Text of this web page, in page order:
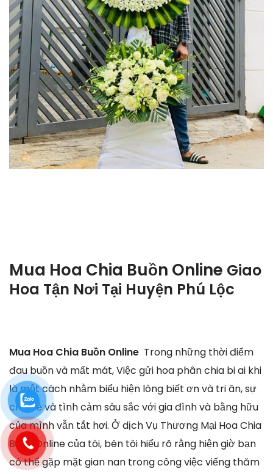
Mua Hoa Chia Buồn Online Giao
Hoa Tận Nơi Tại Huyện Phú Lộc
Mua Hoa Chia Buồn Online Trong những thời điểm
đau buồn và mất mát, Việc gửi hoa phân chia bi ai khi
là một cách nhằm biểu hiện lòng biết ơn và tri ân, sự
chia sẻ và tình cảm sâu sắc với gia đình và bằng hữu
của mình vẫn tắt hơi. Ở dịch Vụ Thương Mại Hoa Chia
Buồn Online của tôi, bên tôi hiểu rõ rằng hiện giờ bạn
có thể gặp mặt gian nan trong công việc viếng thăm